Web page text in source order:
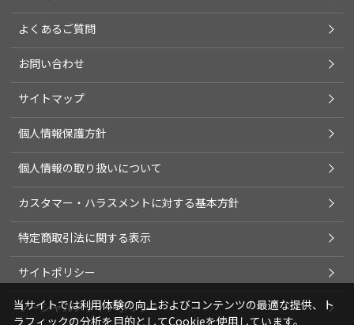
よくあるご質問
お問い合わせ
サイトマップ
個人情報保護方針
個人情報の取り扱いについて
カスタマー・ハラスメントに対する基本方針
特定商取引法に関する表示
サイトポリシー
ソーシャルメディアポリシー
当サイトでは利用体験の向上およびコンテンツの最適な提供、ト
ラフィックの分析を目的としてCookieを使用しています。